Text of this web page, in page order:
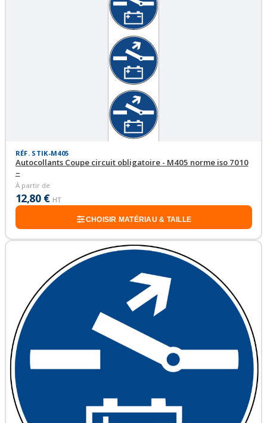
RÉF. STIK-M405
Autocollants Coupe circuit obligatoire - M405 norme iso 7010
–
À partir de
12,80 € HT
CHOISIR MATÉRIAU & TAILLE